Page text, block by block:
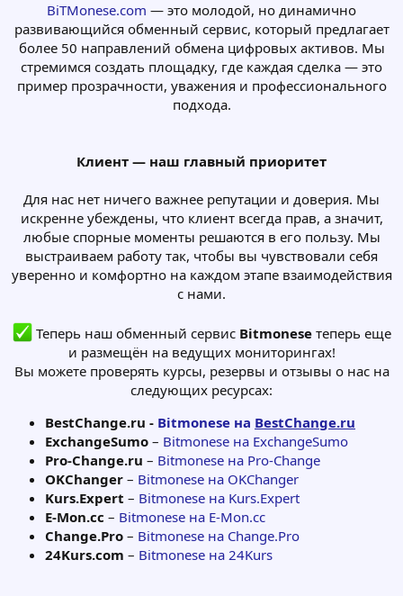
BiTMonese.com — это молодой, но динамично
развивающийся обменный сервис, который предлагает
более 50 направлений обмена цифровых активов. Мы
стремимся создать площадку, где каждая сделка — это
пример прозрачности, уважения и профессионального
подхода.
Клиент — наш главный приоритет
Для нас нет ничего важнее репутации и доверия. Мы
искренне убеждены, что клиент всегда прав, а значит,
любые спорные моменты решаются в его пользу. Мы
выстраиваем работу так, чтобы вы чувствовали себя
уверенно и комфортно на каждом этапе взаимодействия
с нами.
Теперь наш обменный сервис Bitmoneseтеперь еще
и размещён на ведущих мониторингах!
Вы можете проверять курсы, резервы и отзывы о нас на
следующих ресурсах:​
BestChange.ru - Bitmonese на BestChange.ru
ExchangeSumo – Bitmonese на ExchangeSumo
Pro‑Change.ru – Bitmonese на Pro‑Change
OKChanger – Bitmonese на OKChanger
Kurs.Expert – Bitmonese на Kurs.Expert
E‑Mon.cc – Bitmonese на E‑Mon.cc
Change.Pro – Bitmonese на Change.Pro
24Kurs.com – Bitmonese на 24Kurs